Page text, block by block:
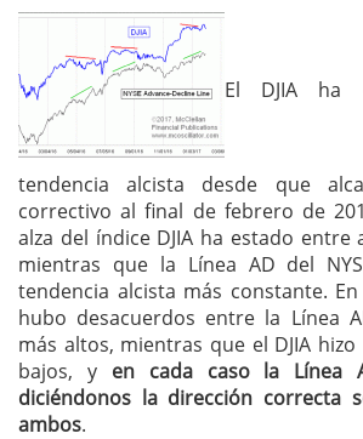
El DJIA ha
tendencia alcista desde que
correctivo al final de febrero de
alza del índice DJIA ha estado entre
mientras que la Línea AD del
tendencia alcista más constante.
hubo desacuerdos entre la Línea
más altos, mientras que el DJIA
bajos, y en cada caso la Línea
diciéndonos la dirección correcta
ambos.